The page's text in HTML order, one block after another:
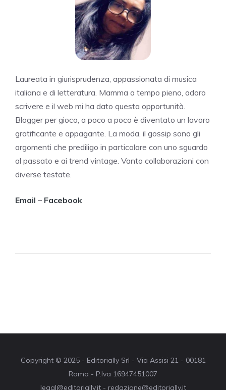
Laureata in giurisprudenza, appassionata di musica
italiana e di letteratura. Mamma a tempo pieno, adoro
scrivere e il web mi ha dato questa opportunità.
Blogger per gioco, a poco a poco è diventato un lavoro
gratificante e appagante. La moda, il gossip sono gli
argomenti che prediligo in particolare con uno sguardo
al passato e ai trend vintage. Vanto collaborazioni con
diverse testate.
Email – Facebook
Copyright © 2025 - Editorially Srl - Via Assisi 21 - 00181
Roma - P.Iva 16947451007
legal@editorially.it - redazione@editorially.it